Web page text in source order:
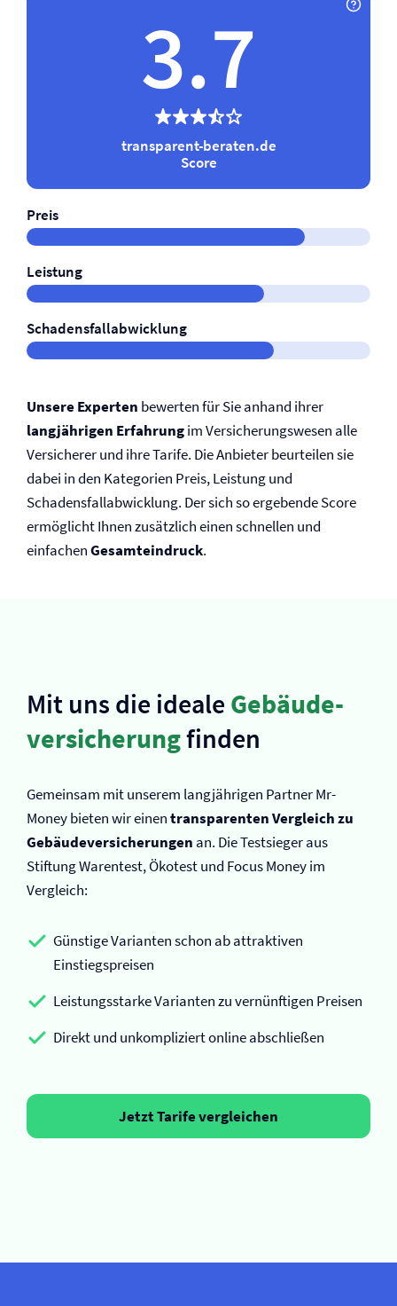
3.7
transparent-beraten.de
Score
Preis
Leistung
Schadensfallabwicklung
Unsere Experten bewerten für Sie anhand ihrer
langjährigen Erfahrungim Versicherungswesen alle
Versicherer und ihre Tarife. Die Anbieter beurteilen sie
dabei in den Kategorien Preis, Leistung und
Schadensfallabwicklung. Der sich so ergebende Score
ermöglicht Ihnen zusätzlich einen schnellen und
einfachenGesamteindruck.
Mit uns die ideale Gebäude­
versicherungfinden
Gemeinsam mit unserem langjährigen Partner Mr-
Money bieten wir einentransparenten Vergleich zu
Gebäude­versicherungen an. Die Testsieger aus
Stiftung Warentest, Ökotest und Focus Money im
Vergleich:
Günstige Varianten schon ab attraktiven
Einstiegspreisen
Leistungsstarke Varianten zu vernünftigen Preisen
Direkt und unkompliziert online abschließen
Jetzt Tarife vergleichen